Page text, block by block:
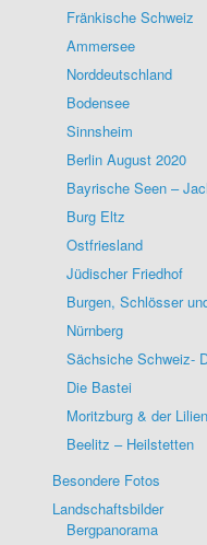
Fränkische Schweiz
Ammersee
Norddeutschland
Bodensee
Sinnsheim
Berlin August 2020
Bayrische Seen –
Burg Eltz
Ostfriesland
Jüdischer Friedhof
Burgen, Schlösser
Nürnberg
Sächsiche Schweiz-
Die Bastei
Moritzburg & der
Beelitz – Heilstetten
Besondere Fotos
Landschaftsbilder
Bergpanorama